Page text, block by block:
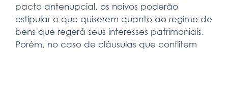
pacto antenupcial, os noivos poderão
estipular o que quiserem quanto ao regime de
bens que regerá seus interesses patrimoniais.
Porém, no caso de cláusulas que conflitem